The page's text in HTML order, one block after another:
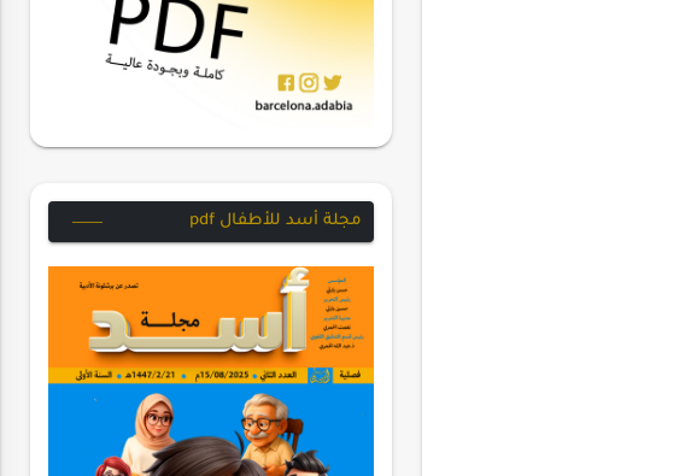
مجلة أسد للأطفال pdf